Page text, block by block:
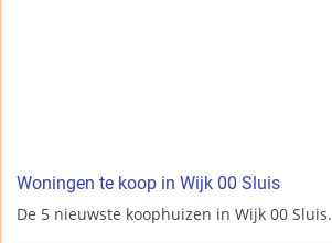
Woningen te koop in Wijk 00 Sluis
De 5 nieuwste koophuizen in Wijk 00 Sluis.